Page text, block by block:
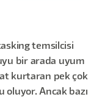
temsilcisi
bir arada uyum
kurtaran pek çok
oluyor. Ancak bazı